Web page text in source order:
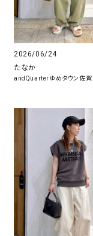
2026/06/24
たなか
andQuarterゆめタウン佐賀